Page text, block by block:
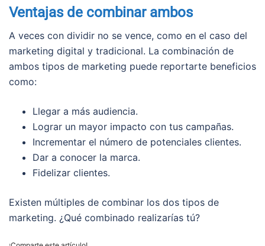
Ventajas de combinar ambos
A veces con dividir no se vence, como en el caso del
marketing digital y tradicional. La combinación de
ambos tipos de marketing puede reportarte beneficios
como:
Llegar a más audiencia.
Lograr un mayor impacto con tus campañas.
Incrementar el número de potenciales clientes.
Dar a conocer la marca.
Fidelizar clientes.
Existen múltiples de combinar los dos tipos de
marketing. ¿Qué combinado realizarías tú?